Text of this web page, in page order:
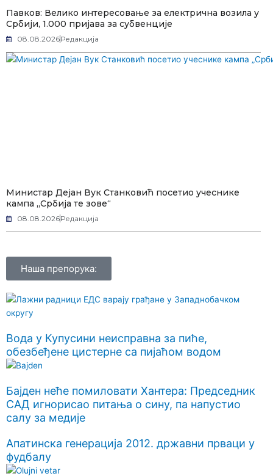
Павков: Велико интересовање за електрична возила у
Србији, 1.000 пријава за субвенције
08.08.2026Редакција
Министар Дејан Вук Станковић посетио учеснике
кампа „Србија те зове“
08.08.2026Редакција
Наша препорука:
Вода у Купусини неисправна за пиће,
обезбеђене цистерне са пијаћом водом
Бајден неће помиловати Хантера: Председник
САД игнорисао питања о сину, па напустио
салу за медије
Апатинска генерација 2012. државни прваци у
фудбалу